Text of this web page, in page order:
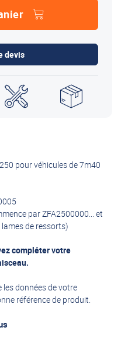
devis
pour véhicules de 7m40
par ZFA2500000... et
de ressorts)
compléter votre
données de votre
référence de produit.
maximale,